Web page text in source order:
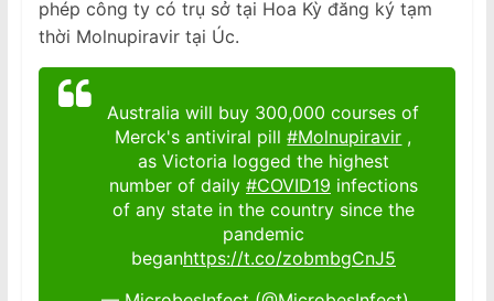
phép công ty có trụ sở tại Hoa Kỳ đăng ký tạm
thời Molnupiravir tại Úc.
Australia will buy 300,000 courses of
Merck's antiviral pill#Molnupiravir ,
as Victoria logged the highest
number of daily #COVID19 infections
of any state in the country since the
pandemic
beganhttps://t.co/zobmbgCnJ5